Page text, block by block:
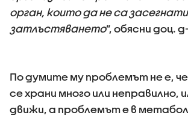
орган, които да не са
затлъстяването”, обясни доц.
По думите му проблемът не е,
се храни много или неправилно,
движи, а проблемът е в